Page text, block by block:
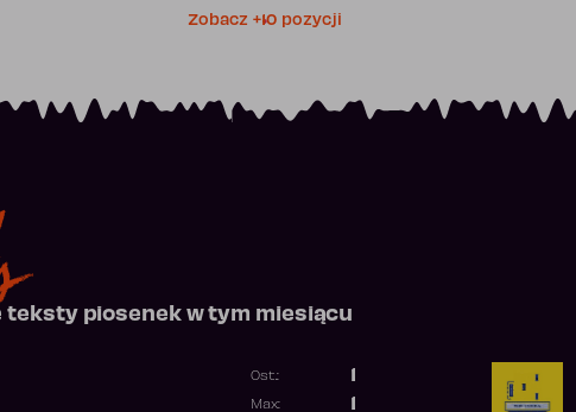
Zobacz +10 pozycji
piosenek w tym miesiącu
Ost.:
Max: